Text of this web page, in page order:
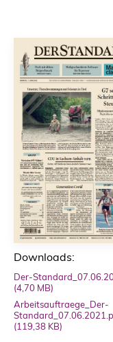
Downloads:
Der-
(4,70 MB)
Arbeitsauftraege_Der-
(119,38 KB)